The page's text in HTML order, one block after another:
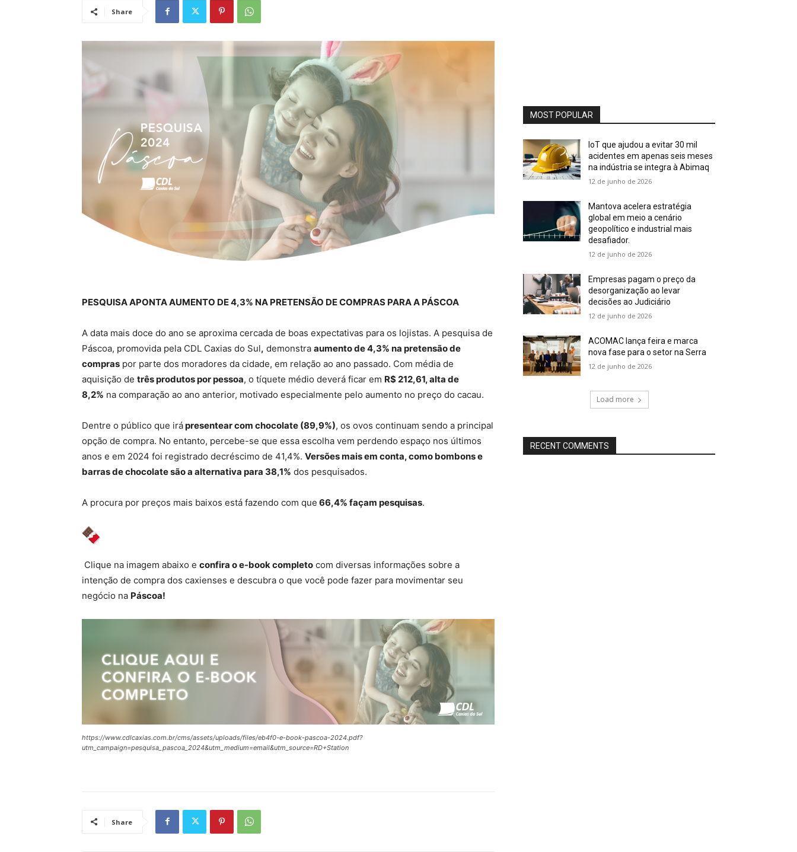
Share
PESQUISA APONTA AUMENTO DE 4,3% NA PRETENSÃO DE COMPRAS PARA A PÁSCOA
A data mais doce do ano se aproxima cercada de boas expectativas para os lojistas. A pesquisa de
Páscoa, promovida pela CDL Caxias do Sul, demonstra aumento de 4,3% na pretensão de
compras por parte dos moradores da cidade, em relação ao ano passado. Com média de
aquisição de três produtos por pessoa, o tíquete médio deverá ficar em R$ 212,61, alta de
8,2% na comparação ao ano anterior, motivado especialmente pelo aumento no preço do cacau.
Dentre o público que irápresentear com chocolate (89,9%), os ovos continuam sendo a principal
opção de compra. No entanto, percebe-se que essa escolha vem perdendo espaço nos últimos
anos e em 2024 foi registrado decréscimo de 41,4%. Versões mais em conta, como bombons e
barras de chocolate são a alternativa para 38,1% dos pesquisados.
A procura por preços mais baixos está fazendo com que 66,4% façam pesquisas.
Clique na imagem abaixo e confira o e-book completo com diversas informações sobre a
intenção de compra dos caxienses e descubra o que você pode fazer para movimentar seu
negócio na Páscoa!
https://www.cdlcaxias.com.br/cms/assets/uploads/files/eb4f0-e-book-pascoa-2024.pdf?
utm_campaign=pesquisa_pascoa_2024&utm_medium=email&utm_source=RD+Station
Share
MOST POPULAR
IoT que ajudou a evitar 30 mil
acidentes em apenas seis meses
na indústria se integra à Abimaq
12 de junho de 2026
Mantova acelera estratégia
global em meio a cenário
geopolítico e industrial mais
desafiador.
12 de junho de 2026
Empresas pagam o preço da
desorganização ao levar
decisões ao Judiciário
12 de junho de 2026
ACOMAC lança feira e marca
nova fase para o setor na Serra
12 de junho de 2026
Load more
RECENT COMMENTS